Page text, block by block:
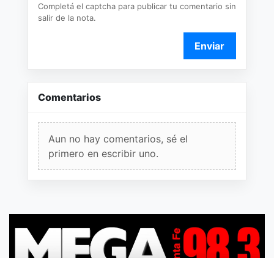
Completá el captcha para publicar tu comentario sin
salir de la nota.
Enviar
Comentarios
Aun no hay comentarios, sé el
primero en escribir uno.